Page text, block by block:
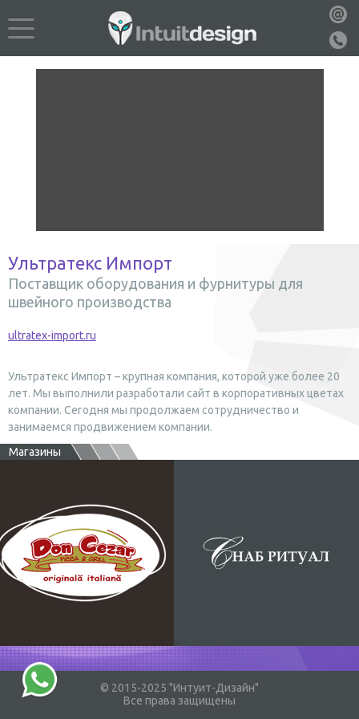
Ультратекс Импорт
Поставщик оборудования и фурнитуры для
швейного производства
ultratex-import.ru
Ультратекс Импорт – крупная компания, которой уже более 20
лет. Мы выполнили разработали сайт в корпоративных цветах
компании. Сегодня мы продолжаем сотрудничество и
занимаемся продвижением компании.
Магазины
Ресторан в Молдавии Материалы для печати
© 2015-2025 "Интуит-Дизайн"
Все права защищены